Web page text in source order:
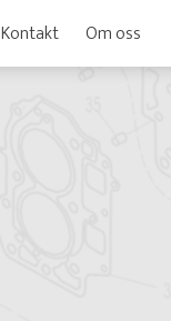
Kontakt Om oss